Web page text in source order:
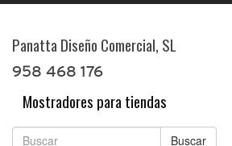
Panatta Diseño Comercial, SL
958 468 176
Mostradores para tiendas
Buscar